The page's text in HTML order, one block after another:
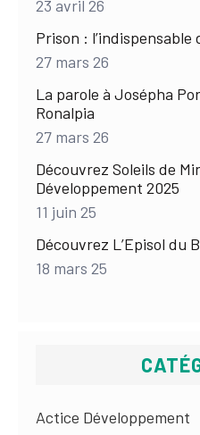
23 avril 26
Prison :
27 mars 26
La parole à Josépha
Ronalpia
27 mars 26
Découvrez Soleils de
Développement 2025
11 juin 25
Découvrez L’Episol du
18 mars 25
Actice Développement